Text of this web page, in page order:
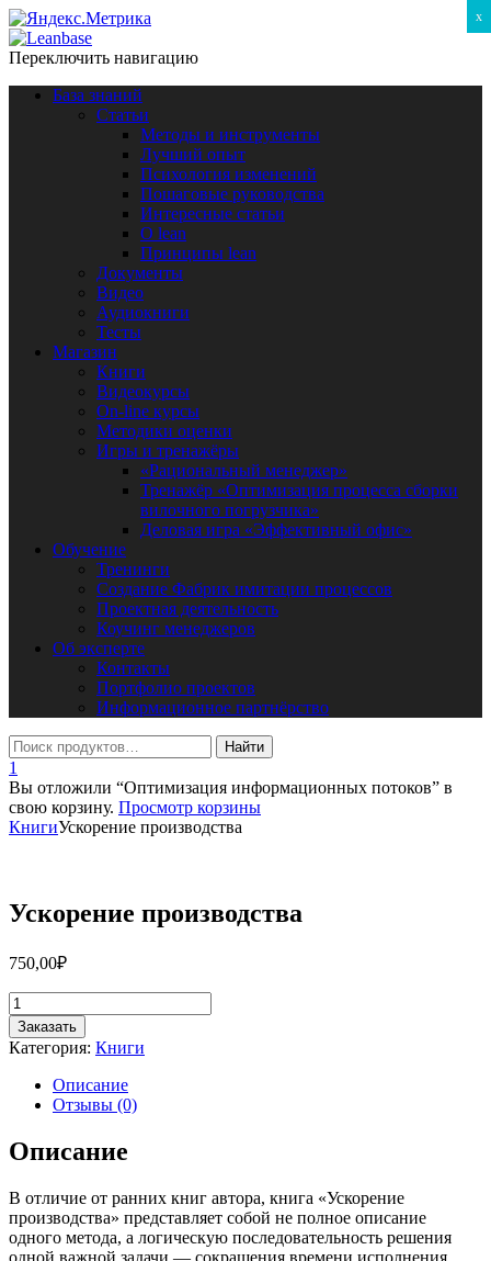
Переключить навигацию
База знаний
Статьи
Методы и инструменты
Лучший опыт
Психология изменений
Пошаговые руководства
Интересные статьи
O lean
Принципы lean
Документы
Видео
Аудиокниги
Тесты
Магазин
Книги
Видеокурсы
On-line курсы
Методики оценки
Игры и тренажёры
«Рациональный менеджер»
Тренажёр «Оптимизация процесса сборки
вилочного погрузчика»
Деловая игра «Эффективный офис»
Обучение
Тренинги
Создание Фабрик имитации процессов
Проектная деятельность
Коучинг менеджеров
Об эксперте
Контакты
Портфолио проектов
Информационное партнёрство
1
Вы отложили “Оптимизация информационных потоков” в
свою корзину. Просмотр корзины
КнигиУскорение производства
Ускорение производства
750,00₽
Количество
товара
Ускорение
производства
Заказать
Категория: Книги
Описание
Отзывы (0)
Описание
В отличие от ранних книг автора, книга «Ускорение
производства» представляет собой не полное описание
одного метода, а логическую последовательность решения
одной важной задачи — сокращения времени исполнения
x